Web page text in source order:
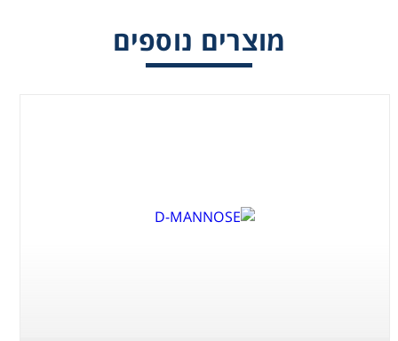
מוצרים נוספים